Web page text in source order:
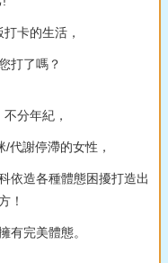
卡的生活，
打了嗎？
分年紀，
代謝停滯的女性，
依造各種體態困擾打造出
！
有完美體態。